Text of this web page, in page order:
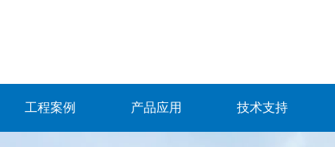
工程案例 产品应用 技术支持